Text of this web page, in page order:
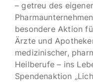
– getreu des
besondere Aktion
Ärzte und
medizinischer,
Heilberufe – ins
Spendenaktion